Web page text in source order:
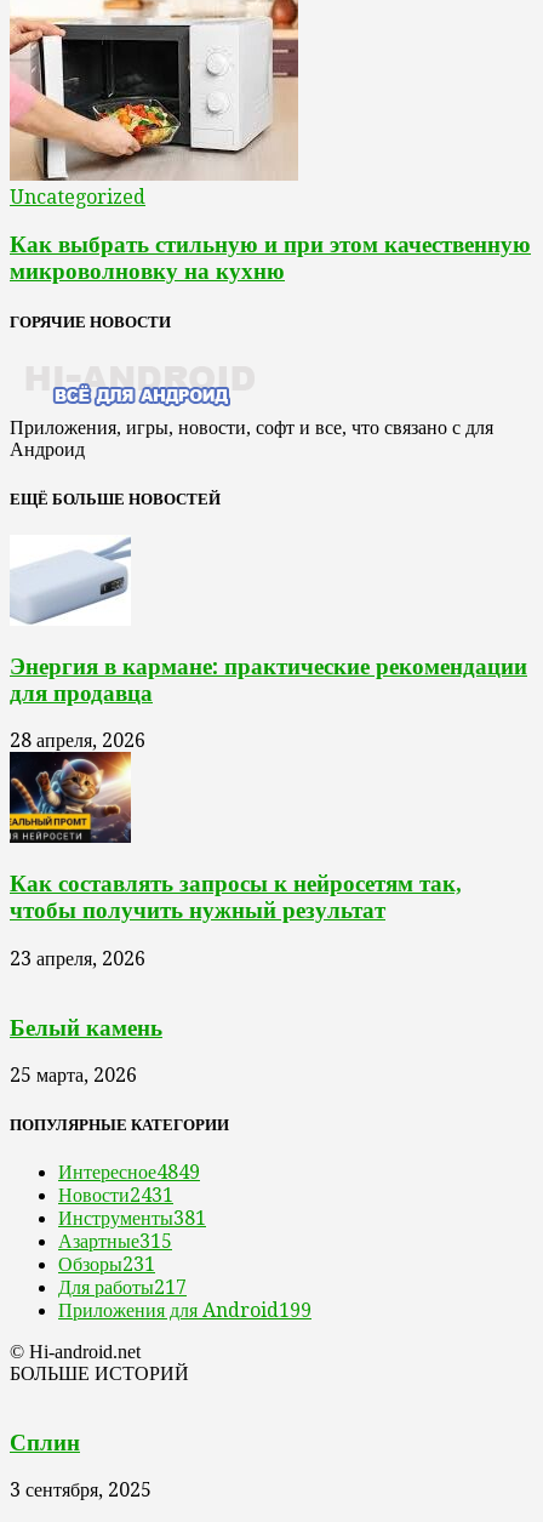
Uncategorized
Как выбрать стильную и при этом качественную
микроволновку на кухню
ГОРЯЧИЕ НОВОСТИ
Приложения, игры, новости, софт и все, что связано с для
Андроид
ЕЩЁ БОЛЬШЕ НОВОСТЕЙ
Энергия в кармане: практические рекомендации
для продавца
28 апреля, 2026
Как составлять запросы к нейросетям так,
чтобы получить нужный результат
23 апреля, 2026
Белый камень
25 марта, 2026
ПОПУЛЯРНЫЕ КАТЕГОРИИ
Интересное4849
Новости2431
Инструменты381
Азартные315
Обзоры231
Для работы217
Приложения для Android199
© Hi-android.net
БОЛЬШЕ ИСТОРИЙ
Сплин
3 сентября, 2025